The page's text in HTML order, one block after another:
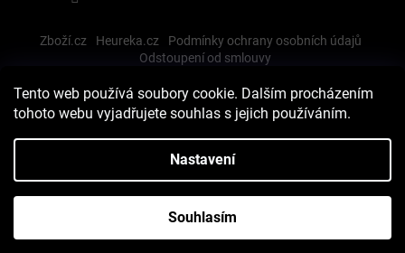
Tento web používá soubory cookie. Dalším procházením
tohoto webu vyjadřujete souhlas s jejich používáním.
Nastavení
Souhlasím
Zboží.cz Heureka.cz
Podmínky ochrany osobních údajů
Odstoupení od smlouvy
Upravit nastavení cookies